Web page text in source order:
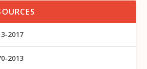
2017
2013